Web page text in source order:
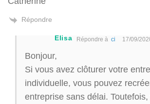
Répondre
Elisa Répondre à ci 17/09/
Bonjour,
Si vous avez clôturer votre
individuelle, vous pouvez
entreprise sans délai.